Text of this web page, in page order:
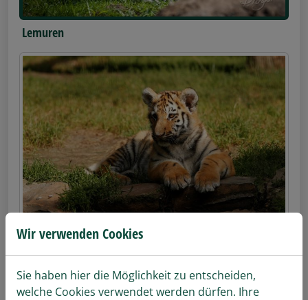
Lemuren
Wir verwenden Cookies
Sie haben hier die Möglichkeit zu entscheiden,
welche Cookies verwendet werden dürfen. Ihre